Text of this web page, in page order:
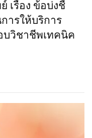
เรื่อง ข้อบ่งชี้
ารให้บริการ
บวิชาชีพเทคนิค